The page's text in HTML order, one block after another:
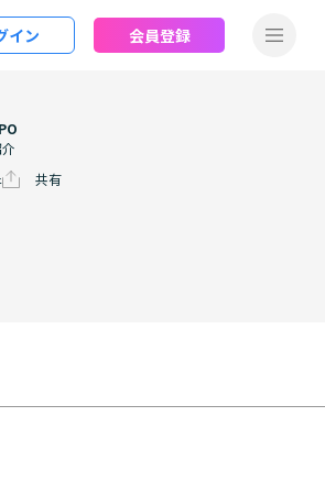
イン 会員登録
共有